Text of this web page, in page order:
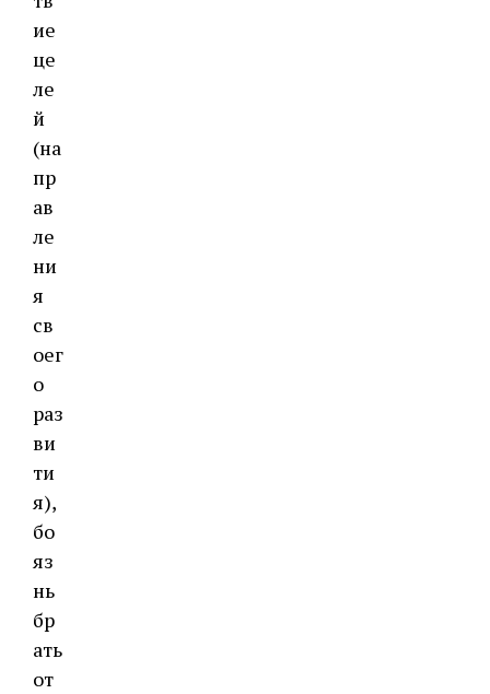
ие
це
ле
й
(на
пр
ав
ле
ни
я
св
оег
о
раз
ви
ти
я),
бо
яз
нь
бр
ать
от